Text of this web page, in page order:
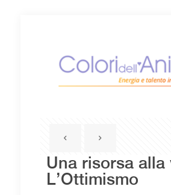
Una risorsa alla
L’Ottimismo